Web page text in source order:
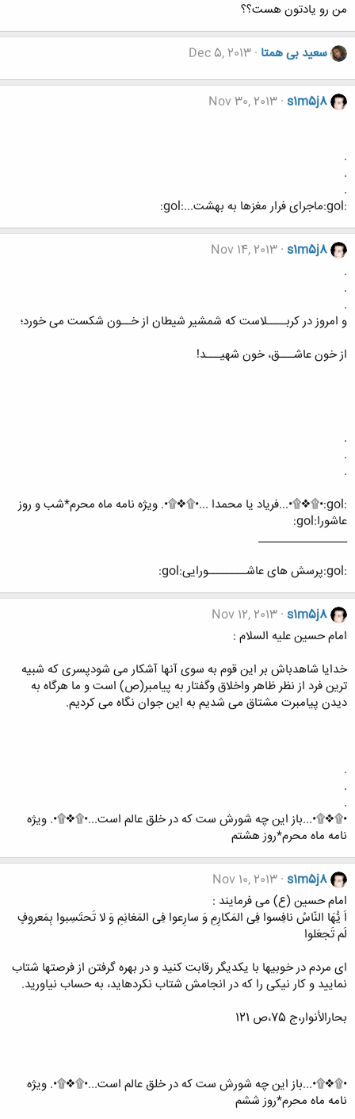
من رو یادتون هست؟؟
سعید بی همتا Dec 5, 2013
s1m5j8
Nov 30, 2013
.
.
.
:gol:ماجرای فرار مغزها به بهشت...:gol:
s1m5j8
Nov 14, 2013
.
.
.
و امروز در کربــــلاست که شمشیر شیطان از خــون شکست می خورد؛
از خون عاشـــق، خون شهیـــد!
.
.
.
:gol:•۩❖۩•...فریاد یا محمدا ...•۩❖۩•. ویژه نامه ماه محرم*شب و روز
عاشورا:gol:
________________
:gol:پرسش های عاشــــــــورایی:gol:
s1m5j8
Nov 12, 2013
امام حسین علیه السلام :
خدایا شاهدباش بر این قوم به سوی آنها آشکار می شودپسری که شبیه
ترین فرد از نظر ظاهر واخلاق وگفتار به پیامبر(ص) است و ما هرگاه به
ديدن پيامبرت مشتاق می ‏شديم به اين جوان نگاه می كرديم.
.
.
.
•۩❖۩•...باز این چه شورش ست که در خلق عالم است...•۩❖۩•. ویژه
نامه ماه محرم*روز هشتم
s1m5j8
Nov 10, 2013
امام حسین (ع) می فرمایند :
اَ يُّهَا النّاسُ نافِسوا فِى المَکارِمِ وَ سارِعوا فِى المَغانِمِ وَ لا تَحتَسِبوا بِمَعروفٍ
لَم تَجعَلوا
اى مردم در خوبي‏ها با یکدیگر رقابت کنید و در بهره گرفتن از فرصت‏ها شتاب
نمایید و کار نیکى را که در انجامش شتاب نکرده‏اید، به حساب نیاورید.
بحارالأنوار،ج 75،ص 121
•۩❖۩•...باز این چه شورش ست که در خلق عالم است...•۩❖۩•. ویژه
نامه ماه محرم*روز ششم